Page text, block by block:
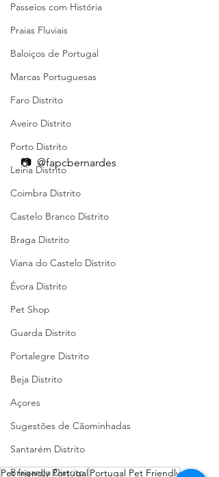
Passeios com História
Praias Fluviais
Baloiços de Portugal
Marcas Portuguesas
Faro Distrito
Aveiro Distrito
Porto Distrito
Leiria Distrito
Coimbra Distrito
Castelo Branco Distrito
Braga Distrito
Viana do Castelo Distrito
Évora Distrito
Pet Shop
Guarda Distrito
Portalegre Distrito
Beja Distrito
Açores
Sugestões de Cãominhadas
Santarém Distrito
Bragança Distrito
   📷  @fapcbernardes
Pet friendly PortugalPortugal Pet Friendly